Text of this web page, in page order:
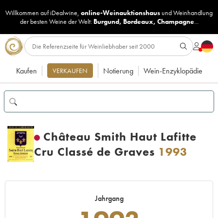
Willkommen auf iDealwine, online-Weinauktionshaus undWeinhandlung
der besten Weine der Welt: Burgund, Bordeaux, Champagne...
Kaufen VERKAUFEN Notierung Wein-Enzyklopädie
Château Smith Haut Lafitte
Cru Classé de Graves 1993
Jahrgang